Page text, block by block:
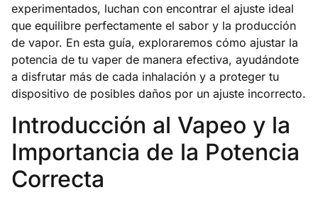
experimentados, luchan con encontrar el ajuste ideal
que equilibre perfectamente el sabor y la producción
de vapor. En esta guía, exploraremos cómo ajustar la
potencia de tu vaper de manera efectiva, ayudándote
a disfrutar más de cada inhalación y a proteger tu
dispositivo de posibles daños por un ajuste incorrecto.
Introducción al Vapeo y la
Importancia de la Potencia
Correcta